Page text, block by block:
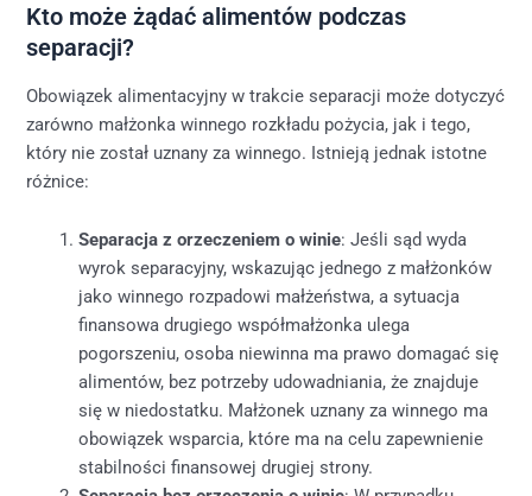
Kto może żądać alimentów podczas
separacji?
Obowiązek alimentacyjny w trakcie separacji może dotyczyć
zarówno małżonka winnego rozkładu pożycia, jak i tego,
który nie został uznany za winnego. Istnieją jednak istotne
różnice:
Separacja z orzeczeniem o winie: Jeśli sąd wyda
wyrok separacyjny, wskazując jednego z małżonków
jako winnego rozpadowi małżeństwa, a sytuacja
finansowa drugiego współmałżonka ulega
pogorszeniu, osoba niewinna ma prawo domagać się
alimentów, bez potrzeby udowadniania, że znajduje
się w niedostatku. Małżonek uznany za winnego ma
obowiązek wsparcia, które ma na celu zapewnienie
stabilności finansowej drugiej strony.